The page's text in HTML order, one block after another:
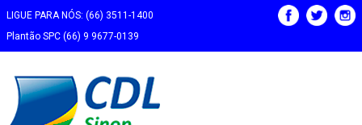
LIGUE PARA NÓS: (66) 3511-1400
Plantão SPC (66) 9 9677-0139